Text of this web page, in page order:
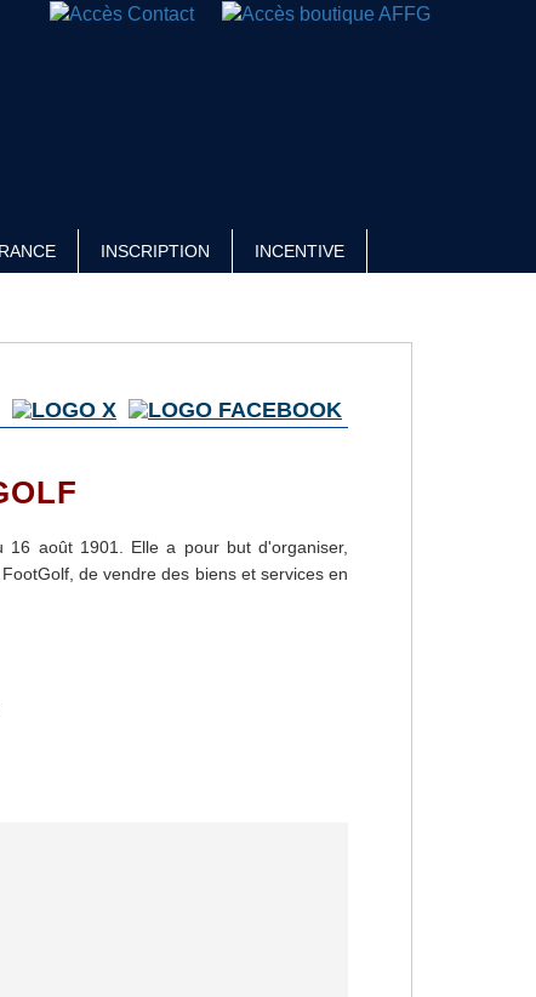
INSCRIPTION INCENTIVE
août 1901. Elle a pour but d'organiser,
de vendre des biens et services en